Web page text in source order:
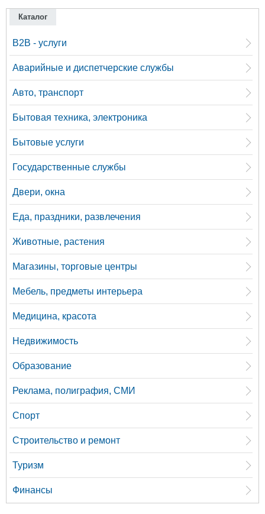
Каталог
B2B - услуги
Аварийные и диспетчерские службы
Авто, транспорт
Бытовая техника, электроника
Бытовые услуги
Государственные службы
Двери, окна
Еда, праздники, развлечения
Животные, растения
Магазины, торговые центры
Мебель, предметы интерьера
Медицина, красота
Недвижимость
Образование
Реклама, полиграфия, СМИ
Спорт
Строительство и ремонт
Туризм
Финансы